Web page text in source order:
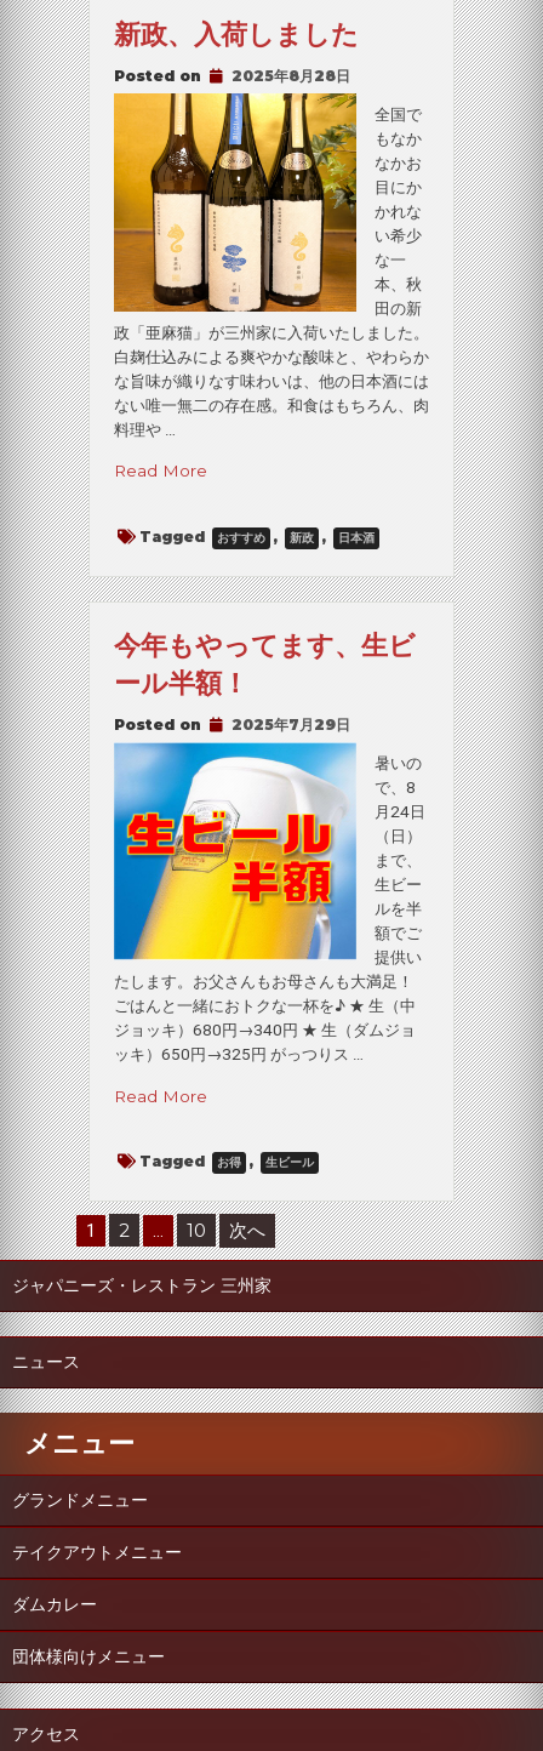
商
ま
つ
開
催”
新政、入荷しました
Posted on 2025年8月28日
全国で
もなか
なかお
目にか
かれな
い希少
な一
本、秋
田の新
政「亜麻猫」が三州家に入荷いたしました。
白麹仕込みによる爽やかな酸味と、やわらか
な旨味が織りなす味わいは、他の日本酒には
ない唯一無二の存在感。和食はもちろん、肉
料理や …
Read More“新
荷
ま
た”
Tagged おすすめ , 新政 , 日本酒
今年もやってます、生ビ
ール半額！
Posted on 2025年7月29日
暑いの
で、8
月24日
（日）
まで、
生ビー
ルを半
額でご
提供い
たします。お父さんもお母さんも大満足！
ごはんと一緒におトクな一杯を♪ ★ 生（中
ジョッキ）680円→340円 ★ 生（ダムジョ
ッキ）650円→325円 がっつりス …
Read More“今
や
て
ま
す、
生
ビ
ー
半
額！”
Tagged お得 , 生ビール
投
稿
の
ペ
ー
ジ
り
1 2 … 10 次へ
ジャパニーズ・レストラン 三州家
ニュース
メニュー
グランドメニュー
テイクアウトメニュー
ダムカレー
団体様向けメニュー
アクセス